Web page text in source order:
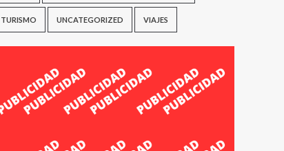
TURISMO UNCATEGORIZED VIAJES